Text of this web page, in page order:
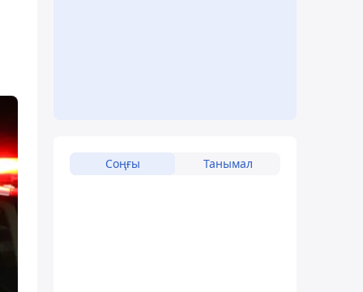
Соңғы Танымал